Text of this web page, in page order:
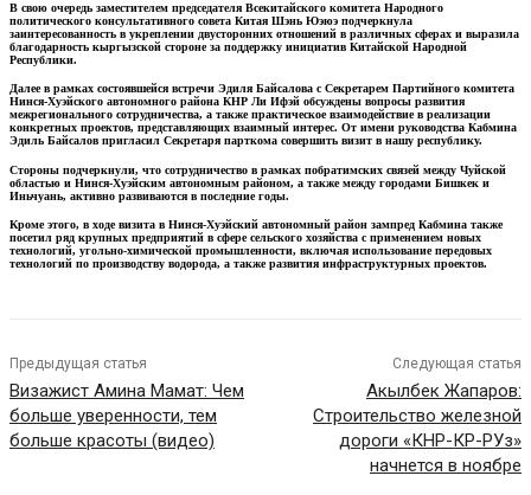
В свою очередь заместителем председателя Всекитайского комитета Народного
политического консультативного совета Китая Шэнь Юэюэ подчеркнула
заинтересованность в укреплении двусторонних отношений в различных сферах и выразила
благодарность кыргызской стороне за поддержку инициатив Китайской Народной
Республики.
Далее в рамках состоявшейся встречи Эдиля Байсалова с Секретарем Партийного комитета
Нинся-Хуэйского автономного района КНР Ли Ифэй обсуждены вопросы развития
межрегионального сотрудничества, а также практическое взаимодействие в реализации
конкретных проектов, представляющих взаимный интерес. От имени руководства Кабмина
Эдиль Байсалов пригласил Секретаря парткома совершить визит в нашу республику.
Стороны подчеркнули, что сотрудничество в рамках побратимских связей между Чуйской
областью и Нинся-Хуэйским автономным районом, а также между городами Бишкек и
Иньчуань, активно развиваются в последние годы.
Кроме этого, в ходе визита в Нинся-Хуэйский автономный район зампред Кабмина также
посетил ряд крупных предприятий в сфере сельского хозяйства с применением новых
технологий, угольно-химической промышленности, включая использование передовых
технологий по производству водорода, а также развития инфраструктурных проектов.
Предыдущая статья
Визажист Амина Мамат: Чем
больше уверенности, тем
больше красоты (видео)
Следующая статья
Акылбек Жапаров:
Строительство железной
дороги «КНР-КР-РУз»
начнется в ноябре